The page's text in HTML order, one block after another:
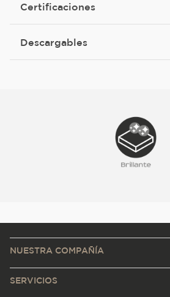
Certificaciones
Descargables
NUESTRA COMPAÑÍA
SERVICIOS